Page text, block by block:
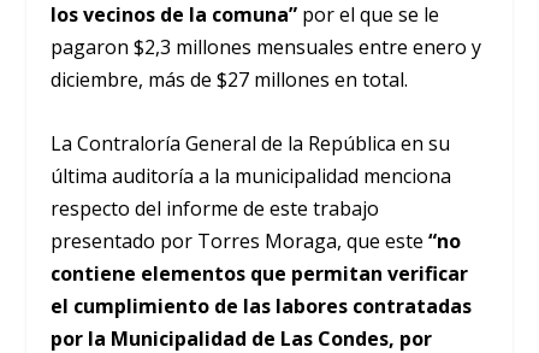
los vecinos de la comuna” por el que se le
pagaron $2,3 millones mensuales entre enero y
diciembre, más de $27 millones en total.
La Contraloría General de la República en su
última auditoría a la municipalidad menciona
respecto del informe de este trabajo
presentado por Torres Moraga, que este“no
contiene elementos que permitan verificar
el cumplimiento de las labores contratadas
por la Municipalidad de Las Condes, por